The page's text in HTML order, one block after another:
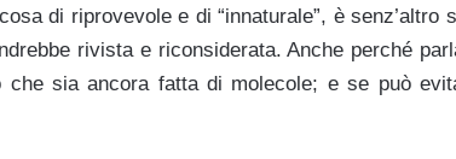
di riprovevole e di “innaturale”, è senz’altro
rivista e riconsiderata. Anche perché
che sia ancora fatta di molecole; e se può